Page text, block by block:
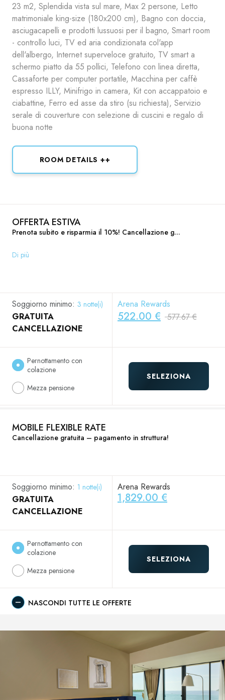
23 m2, Splendida vista sul mare, Max 2 persone, Letto
matrimoniale king-size (180x200 cm), Bagno con doccia,
asciugacapelli e prodotti lussuosi per il bagno, Smart room
- controllo luci, TV ed aria condizionata col'app
dell'albergo, Internet superveloce gratuito, TV smart a
schermo piatto da 55 pollici, Telefono con linea diretta,
Cassaforte per computer portatile, Macchina per caffè
espresso ILLY, Minifrigo in camera, Kit con accappatoio e
ciabattine, Ferro ed asse da stiro (su richiesta), Servizio
serale di couverture con selezione di cuscini e regalo di
buona notte
ROOM DETAILS ++
OFFERTA ESTIVA
Prenota subito e risparmia il 10%! Cancellazione g...
Di più
Soggiorno minimo: 3 notte(i)
GRATUITA
CANCELLAZIONE
Arena Rewards
522.00 € 577.67 €
Pernottamento con
colazione
Mezza pensione
SELEZIONA
MOBILE FLEXIBLE RATE
Cancellazione gratuita – pagamento in struttura!
Soggiorno minimo: 1 notte(i)
GRATUITA
CANCELLAZIONE
Arena Rewards
1,829.00 €
Pernottamento con
colazione
Mezza pensione
SELEZIONA
NASCONDI TUTTE LE OFFERTE